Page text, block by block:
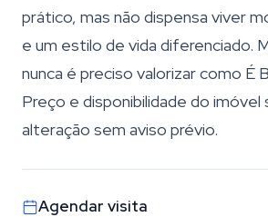
prático, mas não dispensa viver
e um estilo de vida diferenciado.
nunca é preciso valorizar como É
Preço e disponibilidade do imóvel
alteração sem aviso prévio.
Agendar visita